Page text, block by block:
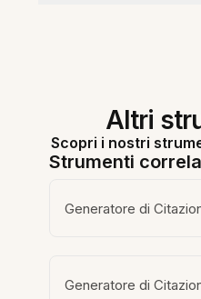
Altri
Scopri i nostri
Strumenti
Generatore di
Generatore di